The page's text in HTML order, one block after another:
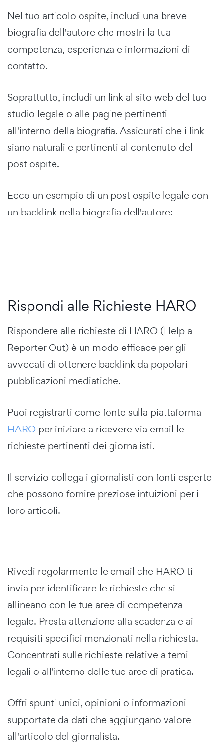
Nel tuo articolo ospite, includi una breve
biografia dell'autore che mostri la tua
competenza, esperienza e informazioni di
contatto.
Soprattutto, includi un link al sito web del tuo
studio legale o alle pagine pertinenti
all'interno della biografia. Assicurati che i link
siano naturali e pertinenti al contenuto del
post ospite.
Ecco un esempio di un post ospite legale con
un backlink nella biografia dell'autore:
Rispondi alle Richieste HARO
Rispondere alle richieste di HARO (Help a
Reporter Out) è un modo efficace per gli
avvocati di ottenere backlink da popolari
pubblicazioni mediatiche.
Puoi registrarti come fonte sulla piattaforma
HARO per iniziare a ricevere via email le
richieste pertinenti dei giornalisti.
Il servizio collega i giornalisti con fonti esperte
che possono fornire preziose intuizioni per i
loro articoli.
Rivedi regolarmente le email che HARO ti
invia per identificare le richieste che si
allineano con le tue aree di competenza
legale. Presta attenzione alla scadenza e ai
requisiti specifici menzionati nella richiesta.
Concentrati sulle richieste relative a temi
legali o all'interno delle tue aree di pratica.
Offri spunti unici, opinioni o informazioni
supportate da dati che aggiungano valore
all'articolo del giornalista.